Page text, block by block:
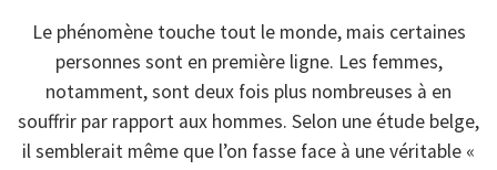
Le phénomène touche tout le monde, mais certaines
personnes sont en première ligne. Les femmes,
notamment, sont deux fois plus nombreuses à en
souffrir par rapport aux hommes. Selon une étude belge,
il semblerait même que l’on fasse face à une véritable «